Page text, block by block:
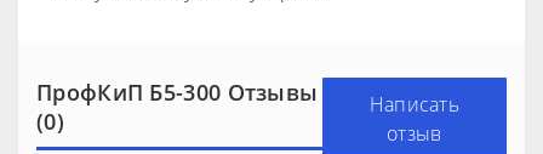
ПрофКиП Б5-300 Отзывы
(0)
Написать
отзыв